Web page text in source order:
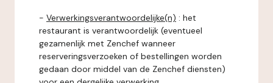
- Verwerkingsverantwoordelijke(n) : het
restaurant is verantwoordelijk (eventueel
gezamenlijk met Zenchef wanneer
reserveringsverzoeken of bestellingen worden
gedaan door middel van de Zenchef diensten)